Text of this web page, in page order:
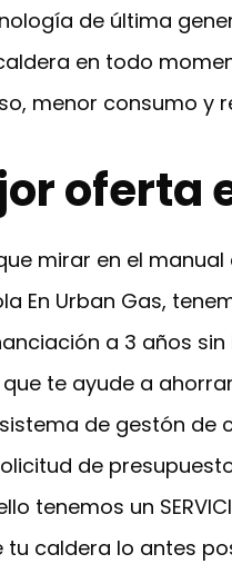
de última
en todo
menor consumo y
oferta
mirar en el
En Urban Gas,
a 3 años
te ayude a
de gestón de
de
tenemos un
tu caldera lo antes